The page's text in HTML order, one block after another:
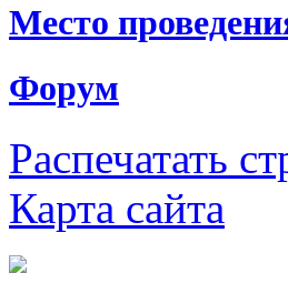
Место
Форум
Распечатать
Карта сайта